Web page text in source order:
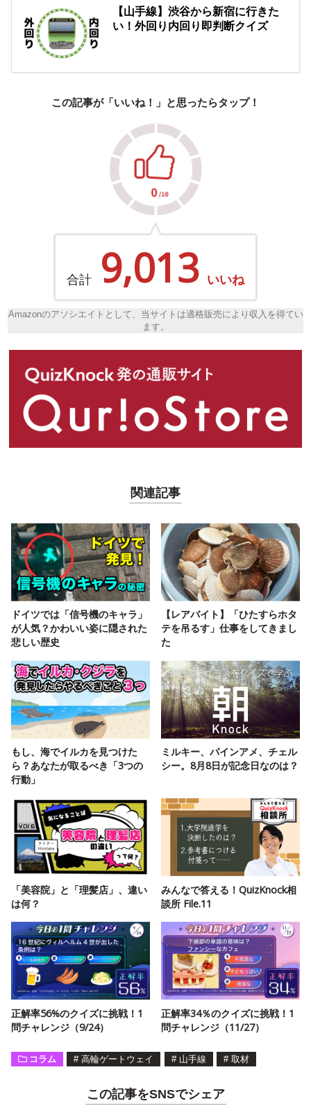
【山手線】渋谷から新宿に行きた
い！外回り内回り即判断クイズ
この記事が「いいね！」と思ったらタップ！
合計 9,013 いいね
Amazonのアソシエイトとして、当サイトは適格販売により収入を得てい
ます。
関連記事
ドイツでは「信号機のキャラ」
が人気？かわいい姿に隠された
悲しい歴史
【レアバイト】「ひたすらホタ
テを吊るす」仕事をしてきまし
た
もし、海でイルカを見つけた
ら？あなたが取るべき「3つの
行動」
ミルキー、パインアメ、チェル
シー。8月8日が記念日なのは？
「美容院」と「理髪店」、違い
は何？
みんなで答える！QuizKnock相
談所 File.11
正解率56%のクイズに挑戦！1
問チャレンジ（9/24）
正解率34％のクイズに挑戦！1
問チャレンジ（11/27）
コラム # 高輪ゲートウェイ # 山手線 # 取材
この記事をSNSでシェア